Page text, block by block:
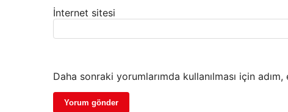
İnternet sitesi
Daha sonraki yorumlarımda kullanılması için